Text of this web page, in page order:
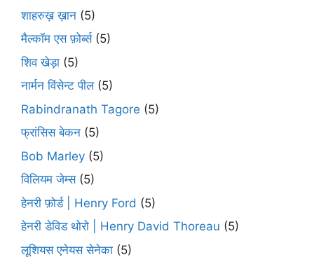
शाहरुख़ ख़ान (5)
मैल्कॉम एस फ़ोर्ब्स(5)
शिव खेड़ा (5)
नार्मन विंसेन्ट पील(5)
Rabindranath Tagore (5)
फ्रांसिस बेकन (5)
Bob Marley (5)
विलियम जेम्स(5)
हेनरी फ़ोर्ड | Henry Ford (5)
हेनरी डेविड थोरो | Henry David Thoreau (5)
लूशियस एनेयस सेनेका (5)